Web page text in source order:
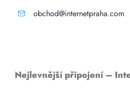
obchod@internetpraha.com
Nejlevnější připojení –